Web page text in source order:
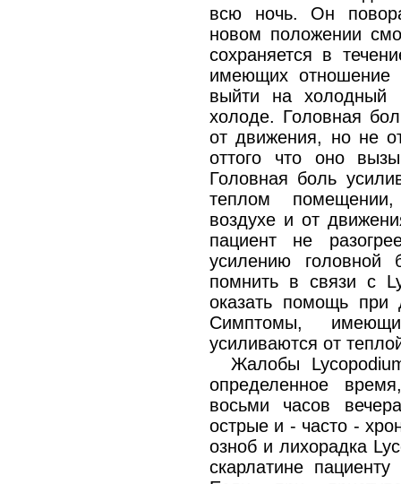
всю ночь. Он
новом положении
сохраняется в
имеющих отношение
выйти на холодный
холоде. Головная
от движения, но не
оттого что оно
Головная боль
теплом
воздухе и от
пациент не
усилению
помнить в связи с
оказать помощь при
Симптомы,
усиливаются от
Жалобы
определенное
восьми часов
острые и - часто -
озноб и лихорадка
скарлатине